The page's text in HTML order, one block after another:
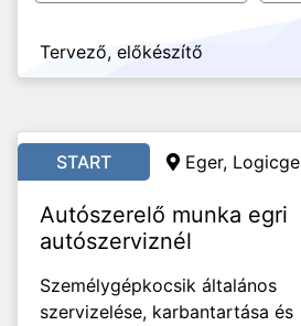
Tervező, előkészítő
START Eger,
Autószerelő munka egri
autószerviznél
Személygépkocsik általános
szervizelése, karbantartása és